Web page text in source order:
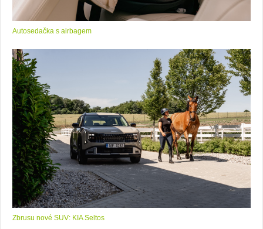
Autosedačka s airbagem
Zbrusu nové SUV: KIA Seltos